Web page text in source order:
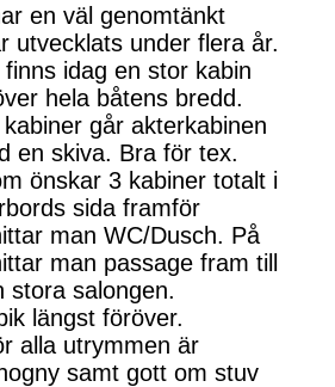
en väl genomtänkt
utvecklats under flera år.
idag en stor kabin
hela båtens bredd.
går akterkabinen
en skiva. Bra för tex.
önskar 3 kabiner totalt i
sida framför
man WC/Dusch. På
man passage fram till
stora salongen.
längst föröver.
alla utrymmen är
samt gott om stuv